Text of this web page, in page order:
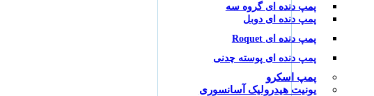
پمپ دنده ای گروه سه
پمپ دنده ای دوبل
پمپ دنده ای Roquet
پمپ دنده ای پوسته چدنی
پمپ اسکرو
یونیت هیدرولیک آسانسوری